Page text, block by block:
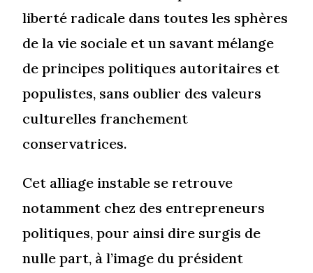
liberté radicale dans toutes les sphères
de la vie sociale et un savant mélange
de principes politiques autoritaires et
populistes, sans oublier des valeurs
culturelles franchement
conservatrices.
Cet alliage instable se retrouve
notamment chez des entrepreneurs
politiques, pour ainsi dire surgis de
nulle part, à l’image du président